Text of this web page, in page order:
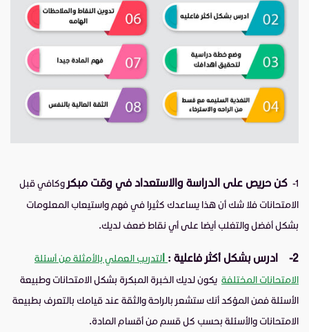
1- كن حريص على الدراسة والاستعداد في وقت مبكر وكافي قبل
الامتحانات فلا شك أن هذا يساعدك كثيرا في فهم واستيعاب المعلومات
بشكل أفضل والتغلب أيضا على أي نقاط ضعف لديك.
2- ادرس بشكل أكثر فاعلية : التدريب العملي بالأمثلة من أسئلة
الامتحانات المختلفة يكون لديك الخبرة المبكرة بشكل الامتحانات وطبيعة
الأسئلة فمن المؤكد أنك ستشعر بالراحة والثقة عند قيامك بالتعرف بطبيعة
الامتحانات والأسئلة بحسب كل قسم من أقسام المادة.